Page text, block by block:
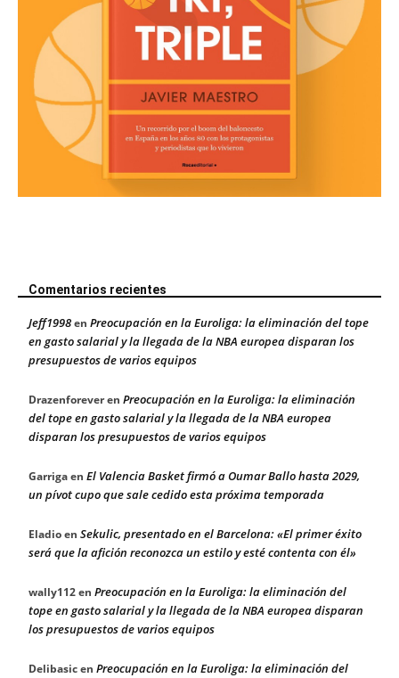
Comentarios recientes
Jeff1998en Preocupación en la Euroliga: la eliminación del tope
en gasto salarial y la llegada de la NBA europea disparan los
presupuestos de varios equipos
Drazenforeveren Preocupación en la Euroliga: la eliminación
del tope en gasto salarial y la llegada de la NBA europea
disparan los presupuestos de varios equipos
Garrigaen El Valencia Basket firmó a Oumar Ballo hasta 2029,
un pívot cupo que sale cedido esta próxima temporada
Eladioen Sekulic, presentado en el Barcelona: «El primer éxito
será que la afición reconozca un estilo y esté contenta con él»
wally112en Preocupación en la Euroliga: la eliminación del
tope en gasto salarial y la llegada de la NBA europea disparan
los presupuestos de varios equipos
Delibasicen Preocupación en la Euroliga: la eliminación del